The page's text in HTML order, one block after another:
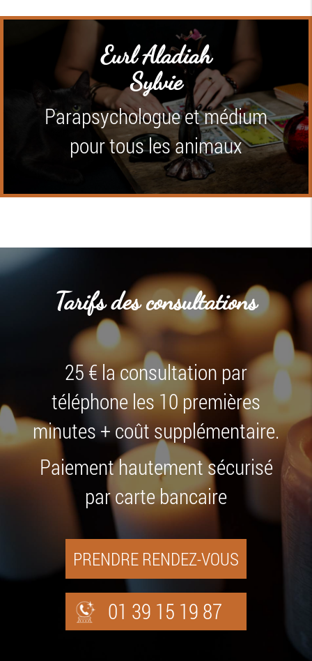
Eurl Aladiah
Sylvie
Parapsychologue et médium
pour tous les animaux
Tarifs des consultations
25 € la consultation par
téléphone les 10 premières
minutes + coût supplémentaire.
Paiement hautement sécurisé
par carte bancaire
PRENDRE RENDEZ-VOUS
01 39 15 19 87